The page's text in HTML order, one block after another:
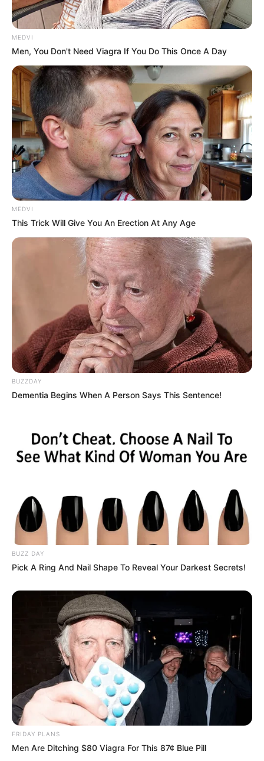
MEDVI
Men, You Don't Need Viagra If You Do This Once A Day
MEDVI
This Trick Will Give You An Erection At Any Age
BUZZDAY
Dementia Begins When A Person Says This Sentence!
BUZZ DAY
Pick A Ring And Nail Shape To Reveal Your Darkest Secrets!
FRIDAY PLANS
Men Are Ditching $80 Viagra For This 87¢ Blue Pill